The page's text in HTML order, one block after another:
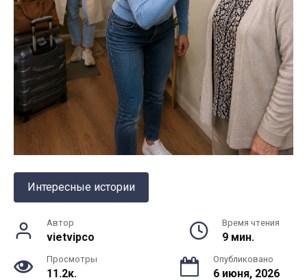
Интересные истории
Автор
vietvipco
Время чтения
9 мин.
Просмотры
11.2к.
Опубликовано
6 июня, 2026